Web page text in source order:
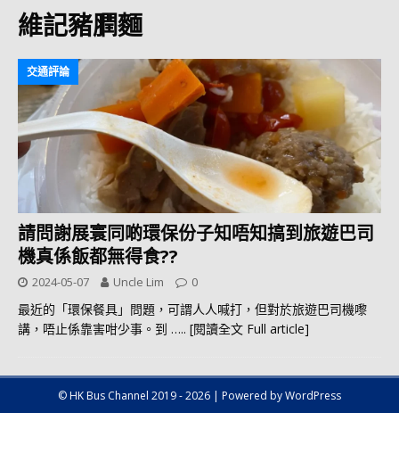
維記豬膶麵
交通評論
請問謝展寰同啲環保份子知唔知搞到旅遊巴司
機真係飯都無得食??
2024-05-07 Uncle Lim 0
最近的「環保餐具」問題，可謂人人喊打，但對於旅遊巴司機嚟
講，唔止係靠害咁少事。到 ….. [閱讀全文 Full article]
© HK Bus Channel 2019 - 2026 | Powered by WordPress